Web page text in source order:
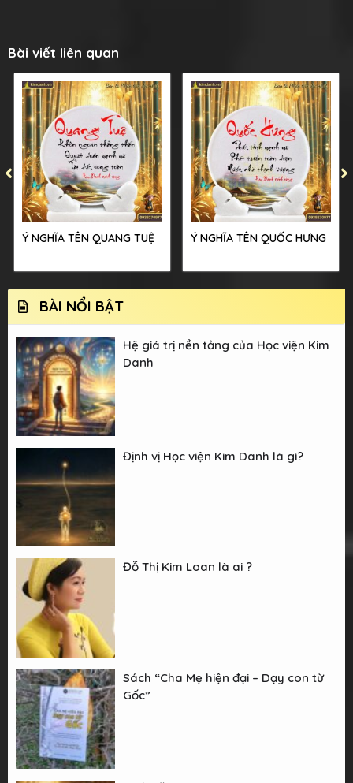
Bài viết liên quan
Ý NGHĨA TÊN QUANG TUỆ Ý NGHĨA TÊN QUỐC HƯNG
BÀI NỔI BẬT
Hệ giá trị nền tảng của Học viện Kim
Danh
Định vị Học viện Kim Danh là gì?
Đỗ Thị Kim Loan là ai ?
Sách “Cha Mẹ hiện đại – Dạy con từ
Gốc”